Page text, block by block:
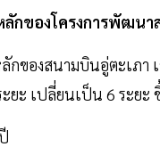
กของโครงการพัฒนา
ของสนามบินอู่ตะเภา
ะ เปลี่ยนเป็น 6 ระยะ